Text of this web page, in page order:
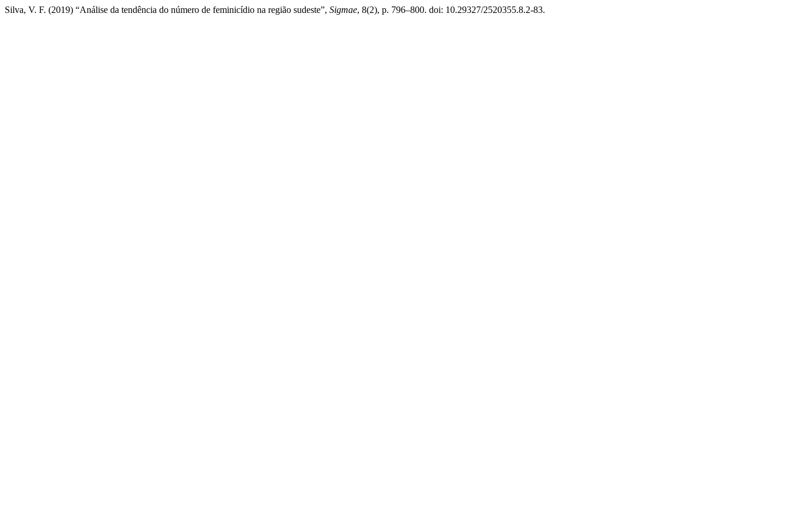
Silva, V. F. (2019) “Análise da tendência do número de feminicídio na região sudeste”, Sigmae, 8(2), p. 796–800. doi: 10.29327/2520355.8.2-83.